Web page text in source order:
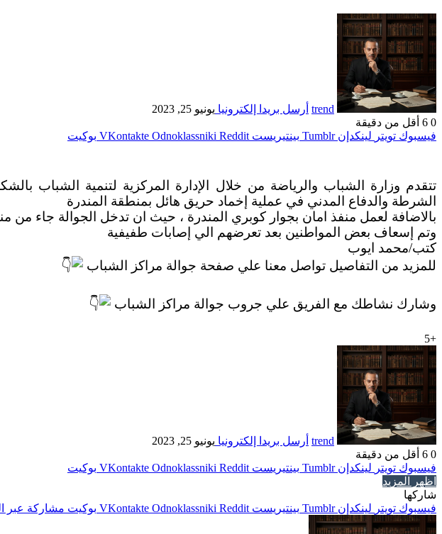
trend أرسل بريدا إلكترونيا يونيو 25, 2023
0
أقل من دقيقة
فيسبوك تويتر لينكدإن بينتيريست Odnoklassniki بوكيت
تتقدم وزارة الشباب والرياضة من خلال الإدارة المركزية لتنمية الشباب
الشرطة والدفاع المدني في عملية إخماد حريق هائل بمنطقة المندرة
بالاضافة لعمل منفذ امان بجوار كوبري المندرة ، حيث ان تدخل الجوالة جاء
وتم إسعاف بعض المواطنين بعد تعرضهم الي إصابات طفيفية
كتب/محمد ايوب
للمزيد من التفاصيل تواصل معنا علي صفحة جوالة مراكز الشباب
وشارك نشاطك مع الفريق علي جروب جوالة مراكز الشباب
+5
trend أرسل بريدا إلكترونيا يونيو 25, 2023
0
أقل من دقيقة
فيسبوك تويتر لينكدإن بينتيريست Odnoklassniki
بوكيت
اظهر المزيد
شاركها
فيسبوك تويتر لينكدإن بينتيريست Odnoklassniki بوكيت مشاركة عبر